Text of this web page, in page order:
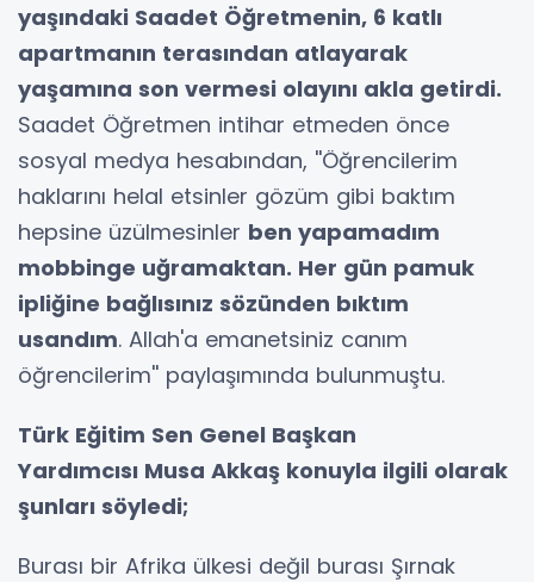
yaşındaki Saadet Öğretmenin, 6 katlı
apartmanın terasından atlayarak
yaşamına son vermesi olayını akla getirdi.
Saadet Öğretmen intihar etmeden önce
sosyal medya hesabından, ''Öğrencilerim
haklarını helal etsinler gözüm gibi baktım
hepsine üzülmesinler ben yapamadım
mobbinge uğramaktan. Her gün pamuk
ipliğine bağlısınız sözünden bıktım
usandım. Allah'a emanetsiniz canım
öğrencilerim'' paylaşımında bulunmuştu.
Türk Eğitim Sen Genel Başkan
Yardımcısı Musa Akkaş konuyla ilgili olarak
şunları söyledi;
Burası bir Afrika ülkesi değil burası Şırnak